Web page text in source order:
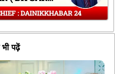
पढ़ें